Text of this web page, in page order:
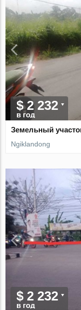
$ 2 232
в год
Земельный
Ngiklandong
$ 2 232
в год